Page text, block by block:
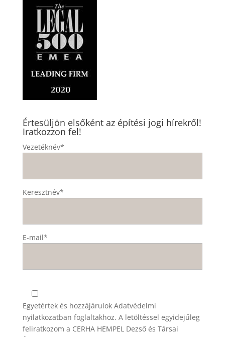
Értesüljön elsőként az építési jogi hírekről!
Iratkozzon fel!
Vezetéknév*
Keresztnév*
E-mail*
Egyetértek és hozzájárulok Adatvédelmi
nyilatkozatban foglaltakhoz. A letöltéssel egyidejűleg
feliratkozom a CERHA HEMPEL Dezső és Társai